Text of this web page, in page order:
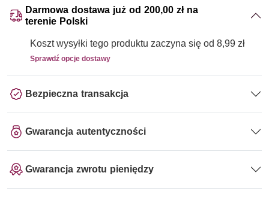
Darmowa dostawa już od 200,00 zł na
terenie Polski
Koszt wysyłki tego produktu zaczyna się od 8,99 zł
Sprawdź opcje dostawy
Bezpieczna transakcja
Gwarancja autentyczności
Gwarancja zwrotu pieniędzy